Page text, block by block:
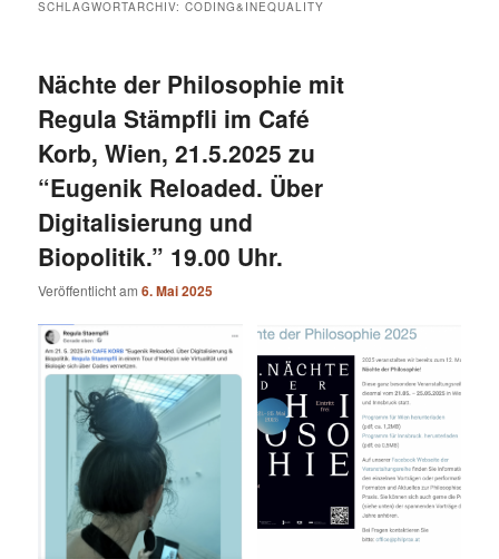
SCHLAGWORTARCHIV:CODING&INEQUALITY
Nächte der Philosophie mit
Regula Stämpfli im Café
Korb, Wien, 21.5.2025 zu
“Eugenik Reloaded. Über
Digitalisierung und
Biopolitik.” 19.00 Uhr.
Veröffentlicht am6. Mai 2025